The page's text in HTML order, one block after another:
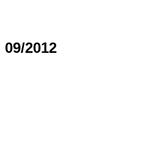
2012